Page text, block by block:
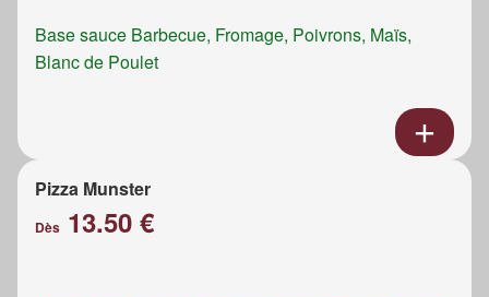
Base sauce Barbecue, Fromage, Poivrons, Maïs,
Blanc de Poulet
Pizza Munster
Dès 13.50 €